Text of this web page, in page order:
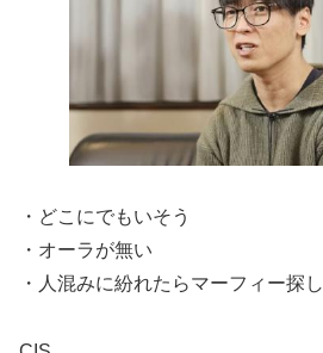
・どこにでもいそう
・オーラが無い
・人混みに紛れたらマーフィー探し